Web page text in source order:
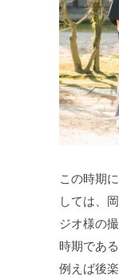
この時期
しては、
ジオ様の
時期であ
例えば後